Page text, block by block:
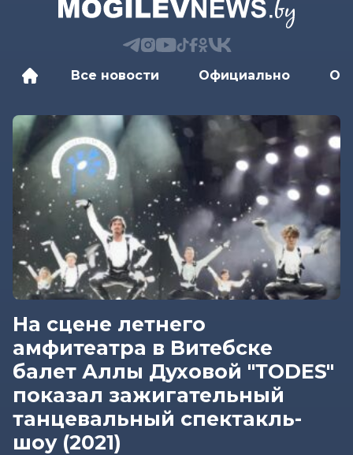
Все новости Официально
На сцене летнего
амфитеатра в Витебске
балет Аллы Духовой "ТODES"
показал зажигательный
танцевальный спектакль-
шоу (2021)